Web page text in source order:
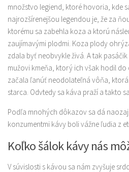
množstvo legiend, ktoré hovoria, kde
najrozšírenejšou legendou je, že za
ktorému sa zabehla koza a ktorú
zaujímavými plodmi. Koza plody
zdala byť neobvykle živá. A tak
mužovi kmeňa, ktorý ich však hodil
začala ľanúť neodolateľná vôňa,
starca. Odvtedy sa káva praží a takto
Podľa mnohých dôkazov sa dá
konzumentmi kávy boli vážne ľudia z
Koľko šálok kávy nás
V súvislosti s kávou sa nám zvyšuje